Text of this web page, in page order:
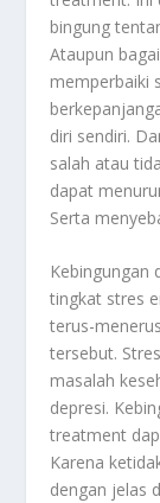
bingung
Ataupun
memperbaiki
diri sendiri.
salah atau
dapat
Serta
Kebingungan
tingkat stres
terus-
tersebut.
masalah
depresi.
treatment
Karena
dengan jelas